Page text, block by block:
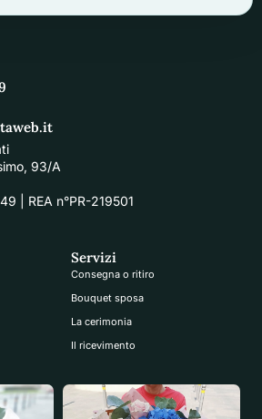
93/A
| REA n°PR-219501
Servizi
Consegna o ritiro
Bouquet sposa
La cerimonia
Il ricevimento